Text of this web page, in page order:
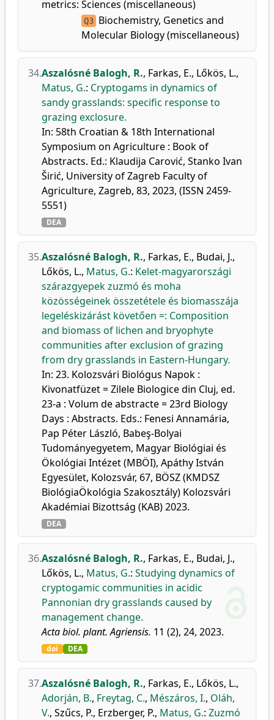
metrics: Sciences (miscellaneous)
Q3 Biochemistry, Genetics and
Molecular Biology (miscellaneous)
34.Aszalósné Balogh, R., Farkas, E., Lőkös, L.,
Matus, G.: Cryptogams in dynamics of
sandy grasslands: specific response to
grazing exclosure.
In: 58th Croatian & 18th International
Symposium on Agriculture : Book of
Abstracts. Ed.: Klaudija Carović, Stanko Ivan
Širić, University of Zagreb Faculty of
Agriculture, Zagreb, 83, 2023, (ISSN 2459-
5551)
DEA
35.Aszalósné Balogh, R., Farkas, E., Budai, J.,
Lőkös, L., Matus, G.: Kelet-magyarországi
szárazgyepek zuzmó és moha
közösségeinek összetétele és biomasszája
legeléskizárást követően =: Composition
and biomass of lichen and bryophyte
communities after exclusion of grazing
from dry grasslands in Eastern-Hungary.
In: 23. Kolozsvári Biológus Napok :
Kivonatfüzet = Zilele Biologice din Cluj, ed.
23-a : Volum de abstracte = 23rd Biology
Days : Abstracts. Eds.: Fenesi Annamária,
Pap Péter László, Babeş-Bolyai
Tudományegyetem, Magyar Biológiai és
Ökológiai Intézet (MBÖI), Apáthy István
Egyesület, Kolozsvár, 67, BÖSZ (KMDSZ
BiológiaÖkológia Szakosztály) Kolozsvári
Akadémiai Bizottság (KAB) 2023.
DEA
36.Aszalósné Balogh, R., Farkas, E., Budai, J.,
Lőkös, L., Matus, G.: Studying dynamics of
cryptogamic communities in acidic
Pannonian dry grasslands caused by
management change.
Acta biol. plant. Agriensis. 11 (2), 24, 2023.
doi DEA
37.Aszalósné Balogh, R., Farkas, E., Lőkös, L.,
Adorján, B., Freytag, C., Mészáros, I., Oláh,
V., Szűcs, P., Erzberger, P., Matus, G.: Zuzmó